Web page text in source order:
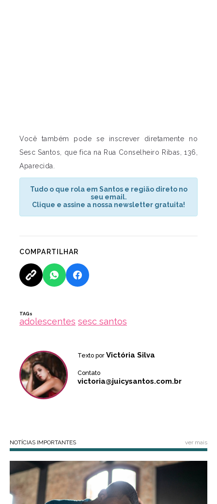
Você também pode se inscrever diretamente no
Sesc Santos, que fica na Rua Conselheiro Ribas, 136,
Aparecida.
Tudo o que rola em Santos e região direto no
seu email.
Clique e assine a nossa newsletter gratuita!
COMPARTILHAR
TAGs
adolescentes sesc santos
Texto por Victória Silva
Contato
victoria@juicysantos.com.br
NOTÍCIAS IMPORTANTES ver mais